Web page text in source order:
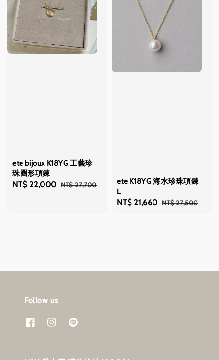
ete bijoux K18YG 工藝珍
珠圈形項鍊
Sale
NT$ 22,000 Regular
NT$ 27,700
ete K18YG 海水珍珠項鍊
L
Sale
NT$ 21,660 Regular
NT$ 27,500
Follow us